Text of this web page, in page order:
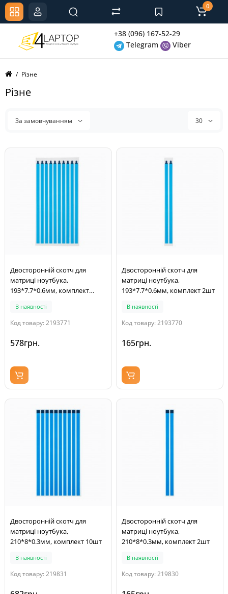
+38 (096) 167-52-29
Telegram
Viber
0
Різне
Різне
За замовчуванням 30
Двосторонній скотч для
матриці ноутбука,
193*7.7*0.6мм, комплект
В наявності
Код товару: 2193771
578грн.
Двосторонній скотч для
матриці ноутбука,
193*7.7*0.6мм, комплект 2шт
В наявності
Код товару: 2193770
165грн.
Двосторонній скотч для
матриці ноутбука,
210*8*0.3мм, комплект 10шт
В наявності
Код товару: 219831
Двосторонній скотч для
матриці ноутбука,
210*8*0.3мм, комплект 2шт
В наявності
Код товару: 219830